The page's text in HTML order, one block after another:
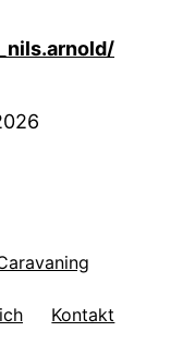
Kontakt